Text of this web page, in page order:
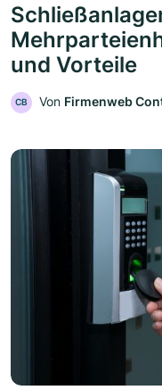
und Vorteile
CB Von Firmenweb